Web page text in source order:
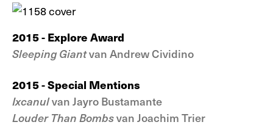
2015 - Explore Award
Sleeping Giantvan Andrew Cividino
2015 - Special Mentions
Ixcanulvan Jayro Bustamante
Louder Than Bombsvan Joachim Trier